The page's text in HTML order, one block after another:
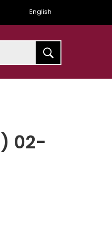
English
02-